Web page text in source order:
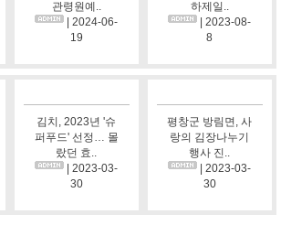
관령원예..
| 2024-06-
19
하제일..
| 2023-08-
8
김치, 2023년 '슈
퍼푸드' 선정… 몰
랐던 효..
| 2023-03-
30
평창군 방림면, 사
랑의 김장나누기
행사 진..
| 2023-03-
30